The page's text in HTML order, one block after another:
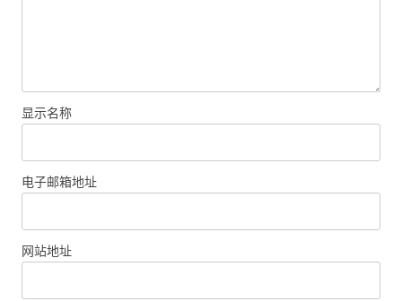
显示名称
电子邮箱地址
网站地址